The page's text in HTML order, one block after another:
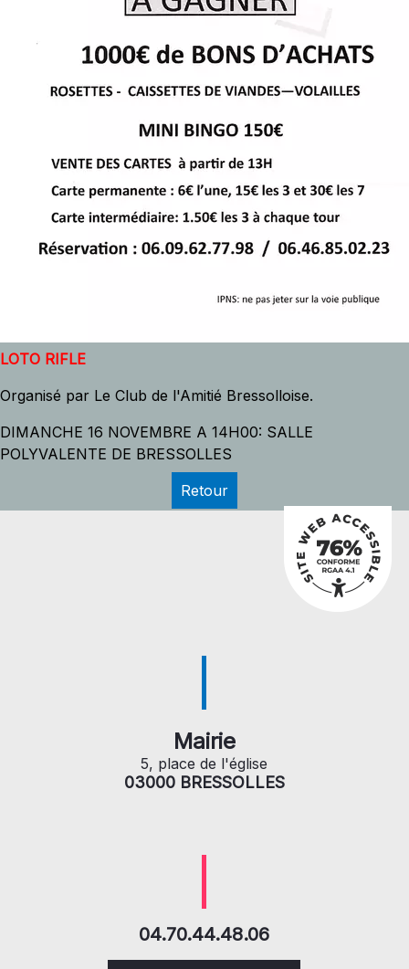
LOTO RIFLE
Organisé par Le Club de l'Amitié Bressolloise.
DIMANCHE 16 NOVEMBRE A 14H00: SALLE
POLYVALENTE DE BRESSOLLES
Retour
Mairie
5, place de l'église
03000 BRESSOLLES
04.70.44.48.06